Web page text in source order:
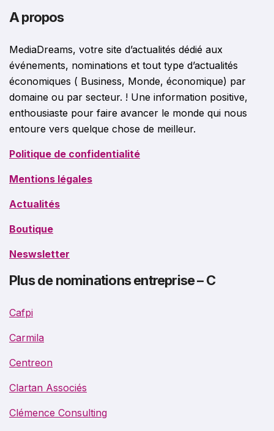
A propos
MediaDreams, votre site d’actualités dédié aux
événements, nominations et tout type d’actualités
économiques ( Business, Monde, économique) par
domaine ou par secteur. ! Une information positive,
enthousiaste pour faire avancer le monde qui nous
entoure vers quelque chose de meilleur.
Politique de confidentialité
Mentions légales
Actualités
Boutique
Neswsletter
Plus de nominations entreprise – C
Cafpi
Carmila
Centreon
Clartan Associés
Clémence Consulting